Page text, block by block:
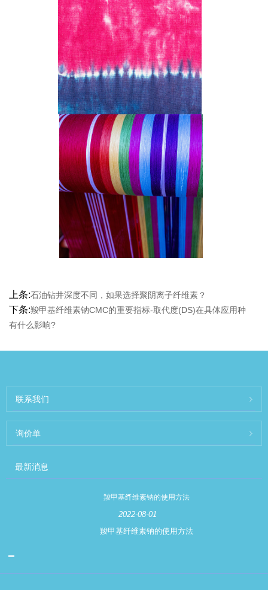
上条:石油钻井深度不同，如果选择聚阴离子纤维素？
下条:羧甲基纤维素钠CMC的重要指标-取代度(DS)在具体应用种
有什么影响?
联系我们
询价单
最新消息
羧甲基纤维素钠的使用方法
2022-08-01
羧甲基纤维素钠的使用方法